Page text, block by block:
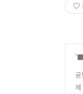
'
제